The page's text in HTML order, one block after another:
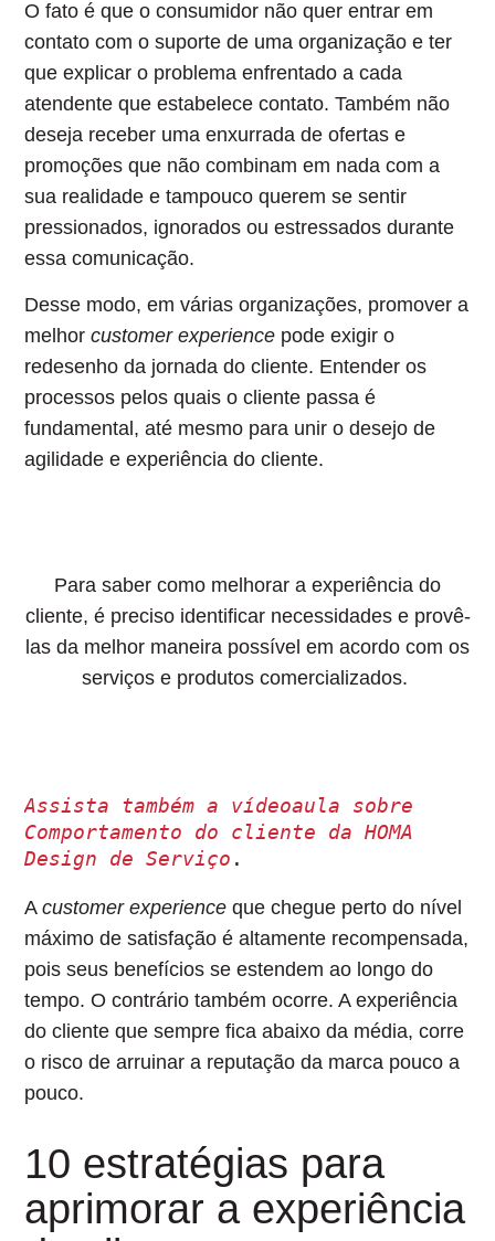
O fato é que o consumidor não quer entrar em
contato com o suporte de uma organização e ter
que explicar o problema enfrentado a cada
atendente que estabelece contato. Também não
deseja receber uma enxurrada de ofertas e
promoções que não combinam em nada com a
sua realidade e tampouco querem se sentir
pressionados, ignorados ou estressados durante
essa comunicação.
Desse modo, em várias organizações, promover a
melhorcustomer experience pode exigir o
redesenho da jornada do cliente. Entender os
processos pelos quais o cliente passa é
fundamental, até mesmo para unir o desejo de
agilidade e experiência do cliente.
Para saber como melhorar a experiência do
cliente, é preciso identificar necessidades e provê-
las da melhor maneira possível em acordo com os
serviços e produtos comercializados.
Assista também a vídeoaula sobre
Comportamento do cliente da HOMA
Design de Serviço .
Acustomer experience que chegue perto do nível
máximo de satisfação é altamente recompensada,
pois seus benefícios se estendem ao longo do
tempo. O contrário também ocorre. A experiência
do cliente que sempre fica abaixo da média, corre
o risco de arruinar a reputação da marca pouco a
pouco.
10 estratégias para
aprimorar a experiência